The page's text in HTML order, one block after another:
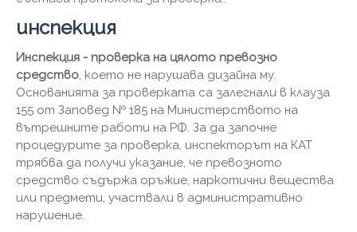
инспекция
Инспекция - проверка на цялото превозно
средство, което не нарушава дизайна му.
Основанията за проверката са залегнали в клауза
155 от Заповед № 185 на Министерството на
вътрешните работи на РФ. За да започне
процедурите за проверка, инспекторът на КАТ
трябва да получи указание, че превозното
средство съдържа оръжие, наркотични вещества
или предмети, участвали в административно
нарушение.